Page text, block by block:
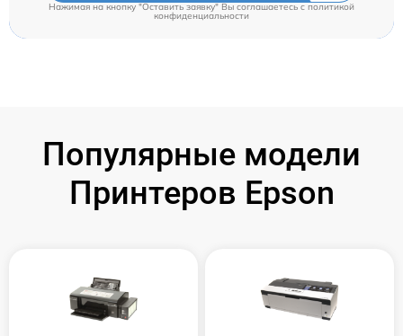
Нажимая на кнопку "Оставить заявку" Вы соглашаетесь c политикой
конфиденциальности
Популярные модели
Принтеров Epson